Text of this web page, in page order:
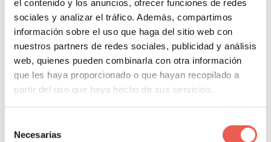
el contenido y los anuncios, ofrecer funciones de redes
sociales y analizar el tráfico. Además, compartimos
información sobre el uso que haga del sitio web con
nuestros partners de redes sociales, publicidad y análisis
web, quienes pueden combinarla con otra información
que les haya proporcionado o que hayan recopilado a
partir del uso que haya hecho de sus servicios.
Necesarias
ÍNDICE DEL CONTENIDO
Mi Blog es una máquina de viajar en el tiempo
Mi blog es el mejor profe que he tenido jamás
¡Mi blog es mi in virtual!